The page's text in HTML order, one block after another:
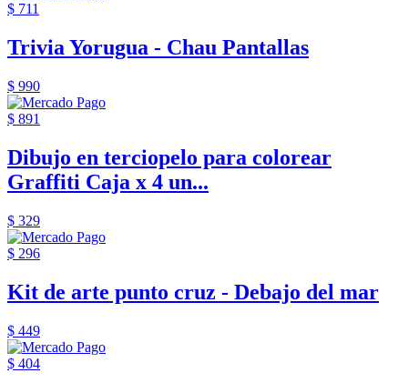
$ 711
Trivia Yorugua - Chau Pantallas
$ 990
$ 891
Dibujo en terciopelo para colorear
Graffiti Caja x 4 un...
$ 329
$ 296
Kit de arte punto cruz - Debajo del mar
$ 449
$ 404